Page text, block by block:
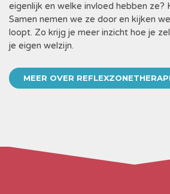
eigenlijk en welke invloed hebben ze?
Samen nemen we ze door en kijken
loopt. Zo krijg je meer inzicht hoe je
je eigen welzijn.
MEER OVER